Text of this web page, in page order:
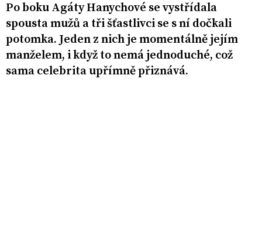
Po boku Agáty Hanychové se vystřídala
spousta mužů a tři šťastlivci se s ní dočkali
potomka. Jeden z nich je momentálně jejím
manželem, i když to nemá jednoduché, což
sama celebrita upřímně přiznává.